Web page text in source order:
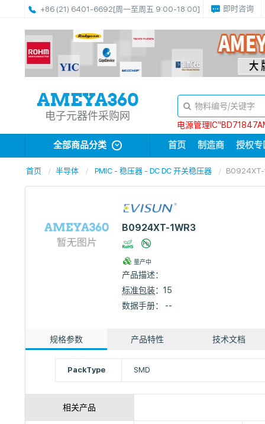
+86 (21) 6401-6692[周一至周五 9:00-18:00] 即时咨询
电子元器件采购网
电源管理
全部商品分类 首页 制造商 授权专
首页 半导体 PMIC - 稳压器 - DC DC 开关稳压器 B0924XT-
B0924XT-1WR3
量产中
产品描述：
标准包装：15
数据手册： --
规格参数 产品特性 技术文档
PackType SMD
相关产品